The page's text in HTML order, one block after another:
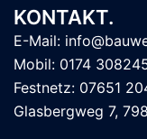
KONTAKT.
E-Mail:
Mobil: 0174
Festnetz: 07651
Glasbergweg 7,